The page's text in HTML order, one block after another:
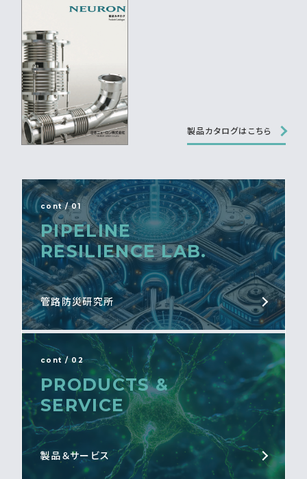
製品カタログはこちら
cont / 01
PIPELINE
RESILIENCE LAB.
管路防災研究所
cont / 02
PRODUCTS &
SERVICE
製品＆サービス